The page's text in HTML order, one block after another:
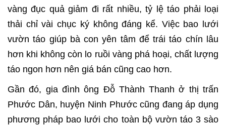
vàng đục quả giảm đi rất nhiều, tỷ lệ táo phải loại
thải chỉ vài chục ký không đáng kể. Việc bao lưới
vườn táo giúp bà con yên tâm để trái táo chín lâu
hơn khi không còn lo ruồi vàng phá hoại, chất lượng
táo ngon hơn nên giá bán cũng cao hơn.
Gần đó, gia đình ông Đỗ Thành Thanh ở thị trấn
Phước Dân, huyện Ninh Phước cũng đang áp dụng
phương pháp bao lưới cho toàn bộ vườn táo 3 sào